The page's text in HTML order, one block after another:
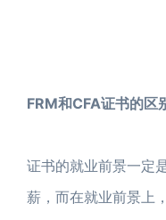
FRM和CFA证书的区
证书的就业前景一定
薪，而在就业前景上